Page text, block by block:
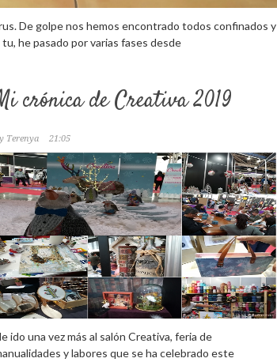
De golpe nos hemos encontrado todos confinados y
he pasado por varias fases desde
crónica de Creativa 2019
Terenya 21:05
ido una vez más al salón Creativa, feria de
y labores que se ha celebrado este